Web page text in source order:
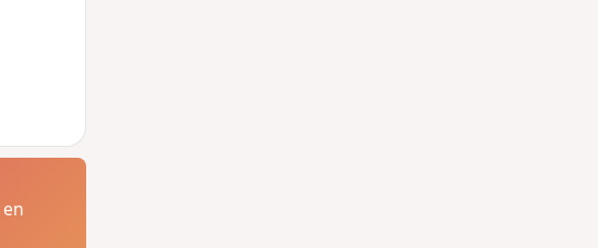
en